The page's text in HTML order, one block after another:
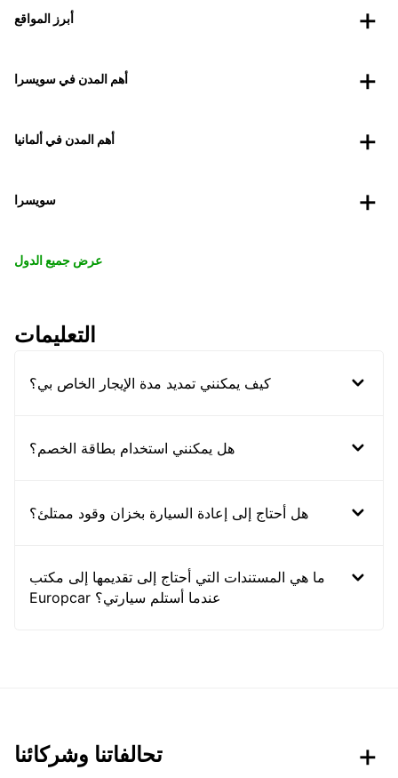
أبرز المواقع
أهم المدن في سويسرا
أهم المدن في ألمانيا
سويسرا
عرض جميع الدول
التعليمات
كيف يمكنني تمديد مدة الإيجار الخاص بي؟
هل يمكنني استخدام بطاقة الخصم؟
هل أحتاج إلى إعادة السيارة بخزان وقود ممتلئ؟
ما هي المستندات التي أحتاج إلى تقديمها إلى مكتب
Europcar عندما أستلم سيارتي؟
تحالفاتنا وشركائنا